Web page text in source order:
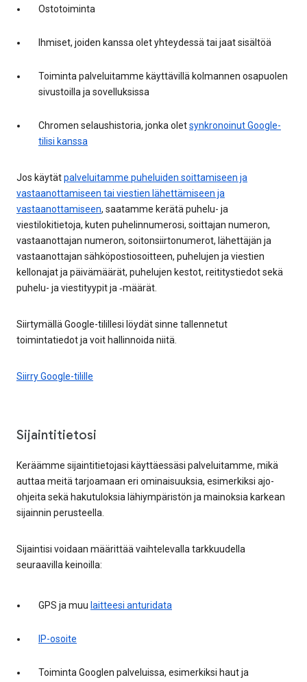
Ostotoiminta
Ihmiset, joiden kanssa olet yhteydessä tai jaat sisältöä
Toiminta palveluitamme käyttävillä kolmannen osapuolen
sivustoilla ja sovelluksissa
Chromen selaushistoria, jonka oletsynkronoinut Google-
tilisi kanssa
Jos käytätpalveluitamme puheluiden soittamiseen ja
vastaanottamiseen tai viestien lähettämiseen ja
vastaanottamiseen, saatamme kerätä puhelu- ja
viestilokitietoja, kuten puhelinnumerosi, soittajan numeron,
vastaanottajan numeron, soitonsiirtonumerot, lähettäjän ja
vastaanottajan sähköpostiosoitteen, puhelujen ja viestien
kellonajat ja päivämäärät, puhelujen kestot, reititystiedot sekä
puhelu- ja viestityypit ja ‑määrät.
Siirtymällä Google-tilillesi löydät sinne tallennetut
toimintatiedot ja voit hallinnoida niitä.
Siirry Google-tilille
Sijaintitietosi
Keräämme sijaintitietojasi käyttäessäsi palveluitamme, mikä
auttaa meitä tarjoamaan eri ominaisuuksia, esimerkiksi ajo-
ohjeita sekä hakutuloksia lähiympäristön ja mainoksia karkean
sijainnin perusteella.
Sijaintisi voidaan määrittää vaihtelevalla tarkkuudella
seuraavilla keinoilla:
GPS ja muu laitteesi anturidata
IP-osoite
Toiminta Googlen palveluissa, esimerkiksi haut ja